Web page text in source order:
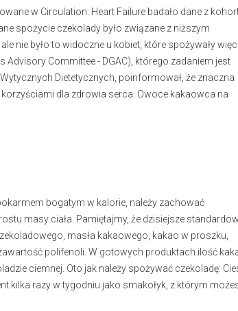
w Circulation: Heart Failure badało dane z
spożycie czekolady było związane z niższym
nie było to widoczne u kobiet, które spożywały
Advisory Committee - DGAC), którego zadaniem jest
Dietetycznych, poinformował, że znaczna
dla zdrowia serca. Owoce kakaowca na
bogatym w kalorie, należy zachować
masy ciała. Pamiętajmy, że dzisiejsze
masła kakaowego, kakao w proszku,
polifenoli. W gotowych produktach ilość
ciemnej. Oto jak należy spożywać czekoladę:
kilka razy w tygodniu jako smakołyk, z którym